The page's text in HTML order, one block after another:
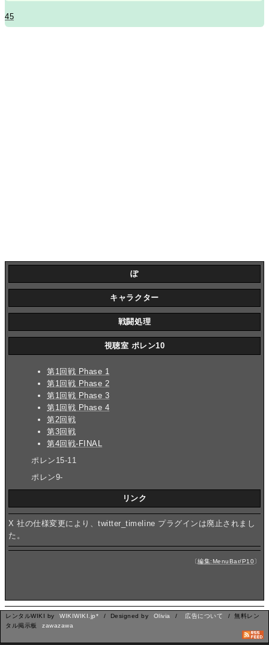
45
ぽ
キャラクター
戦闘処理
視聴室 ポレン10
第1回戦 Phase 1
第1回戦 Phase 2
第1回戦 Phase 3
第1回戦 Phase 4
第2回戦
第3回戦
第4回戦-FINAL
ポレン15-11
ポレン9-
リンク
X 社の仕様変更により、twitter_timeline プラグインは廃止されまし
た。
〔編集:MenuBar/P10〕
レンタルWIKI by WIKIWIKI.jp* / Designed by Olivia / 広告について
/ 無料レン
タル掲示板
zawazawa